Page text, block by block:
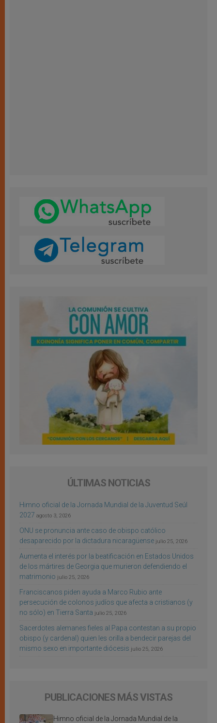
ÚLTIMAS NOTICIAS
Himno oficial de la Jornada Mundial de la Juventud Seúl
2027 agosto 3, 2026
ONU se pronuncia ante caso de obispo católico
desaparecido por la dictadura nicaragüense julio 25, 2026
Aumenta el interés por la beatificación en Estados Unidos
de los mártires de Georgia que murieron defendiendo el
matrimonio julio 25, 2026
Franciscanos piden ayuda a Marco Rubio ante
persecución de colonos judíos que afecta a cristianos (y
no sólo) en Tierra Santa julio 25, 2026
Sacerdotes alemanes fieles al Papa contestan a su propio
obispo (y cardenal) quien les orilla a bendecir parejas del
mismo sexo en importante diócesis julio 25, 2026
PUBLICACIONES MÁS VISTAS
Himno oficial de la Jornada Mundial de la